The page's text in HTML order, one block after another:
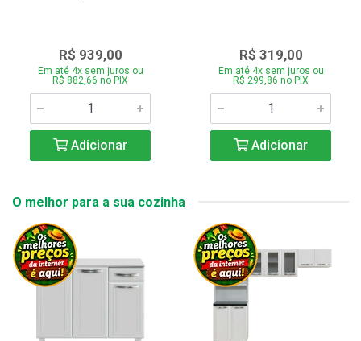
R$ 939,00
Em até 4x sem juros ou
R$ 882,66 no PIX
Adicionar
R$ 319,00
Em até 4x sem juros ou
R$ 299,86 no PIX
Adicionar
O melhor para a sua cozinha